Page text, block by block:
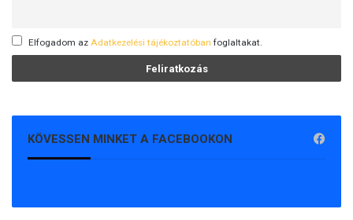
Elfogadom az Adatkezelési tájékoztatóban foglaltakat.
KÖVESSEN MINKET A FACEBOOKON